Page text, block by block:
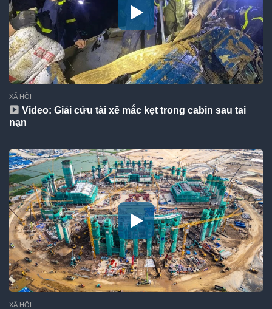
XÃ HỘI
Video: Giải cứu tài xế mắc kẹt trong cabin sau tai
nạn
XÃ HỘI